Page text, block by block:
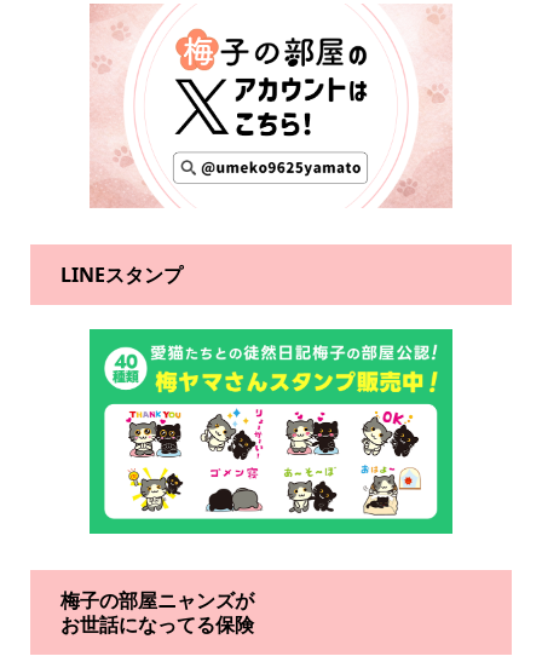
LINEスタンプ
梅子の部屋ニャンズが
お世話になってる保険